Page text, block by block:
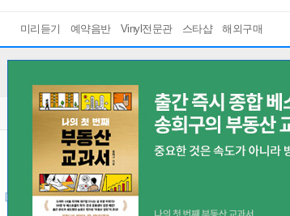
미리듣기 예약음반 Vinyl전문관 스타샵 해외구매
[ 6CD 박스세트 ]